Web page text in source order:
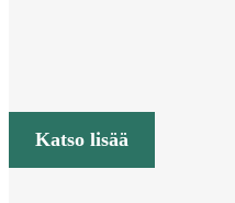
Katso lisää